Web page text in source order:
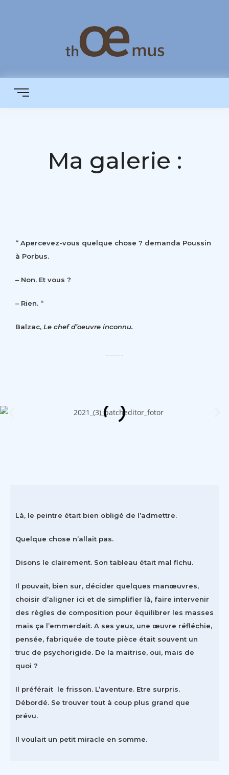
Ma galerie :
“ Apercevez-vous quelque chose ? demanda Poussin
à Porbus.
– Non. Et vous ?
– Rien. “
Balzac, Le chef d’oeuvre inconnu.
Là, le peintre était bien obligé de l’admettre.
Quelque chose n’allait pas.
Disons le clairement. Son tableau était mal fichu.
Il pouvait, bien sur, décider quelques manœuvres,
choisir d’aligner ici et de simplifier là, faire intervenir
des règles de composition pour équilibrer les masses
mais ça l’emmerdait. A ses yeux, une œuvre réfléchie,
pensée, fabriquée de toute pièce était souvent un
truc de psychorigide. De la maitrise, oui, mais de
quoi ?
Il préférait le frisson. L’aventure. Etre surpris.
Débordé. Se trouver tout à coup plus grand que
prévu.
Il voulait un petit miracle en somme.